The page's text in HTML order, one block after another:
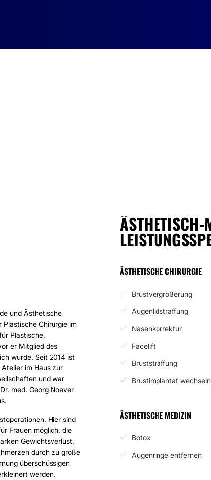
und Ästhetische
Plastische Chirurgie im
Plastische,
er Mitglied des
wurde. Seit 2014 ist
im Haus zur
und war
med. Georg Noever
Hier sind
Frauen möglich, die
Gewichtsverlust,
durch zu große
überschüssigen
werden.
ÄSTHETISCHE CHIRURGIE
Brustvergrößerung
Augenlidstraffung
Nasenkorrektur
Facelift
Bruststraffung
Brustimplantat wechseln
ÄSTHETISCHE MEDIZIN
Botox
Augenringe entfernen